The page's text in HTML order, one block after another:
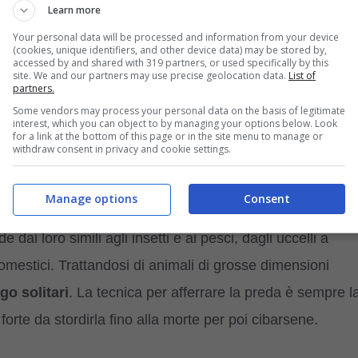
dell’Australia. Sarà piuttosto difficile individuarne un
, tendono a non farsi vedere in giro, anche perché
corpo è disegnato da una sorta di reticolato nero e
, e come peso può superare i 20 kg
ha potuto raccontarlo: più che per la quantità di
fare danni. Sono naturalmentecarnivori e abili
dai loro simili agli insetti e ai pesci, dagli uccelli a
Trattandosi di animali di grosse dimensioni
solitari. La tecnica per afferrare la preda è sempre
da stordirla fino alla morte per poi cibarsene.
Learn more
Your personal data will be processed and information from your device
(cookies, unique identifiers, and other device data) may be stored by,
accessed by and shared with 319 partners, or used specifically by this
site. We and our partners may use precise geolocation data. List of
partners.
Some vendors may process your personal data on the basis of legitimate
interest, which you can object to by managing your options below. Look
for a link at the bottom of this page or in the site menu to manage or
withdraw consent in privacy and cookie settings.
Consent
Manage options